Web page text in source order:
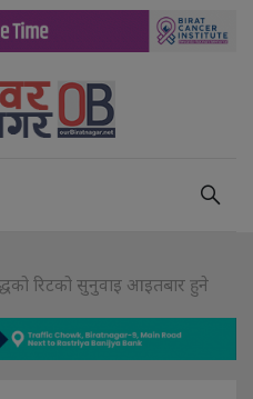
रिटको सुनुवाइ आइतबार हुने